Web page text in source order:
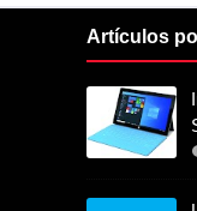
Artículos